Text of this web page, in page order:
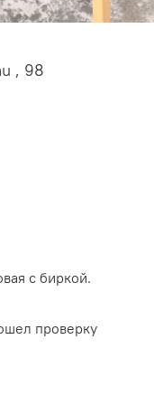
, 98
с биркой.
проверку